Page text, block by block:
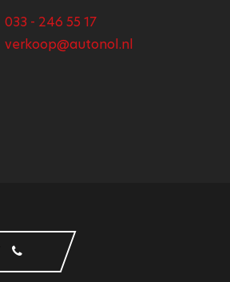
033 - 246 55 17
verkoop@autonol.nl